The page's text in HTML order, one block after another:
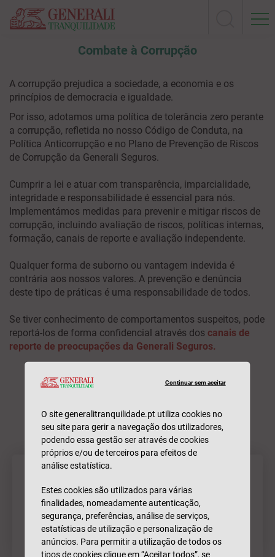
Combate à Corrupção
A corrupção prejudica a sociedade, a economia e os
princípios de democracia e igualdade.
Por isso, adotamos uma política de tolerância zero perante
a corrupção, refletida no nosso Código de Conduta, na
Política Anticorrupção e no Plano de Prevenção de Riscos
de Corrupção da Generali Seguros.
Cumprir a lei e atuar com transparência, imparcialidade,
integridade e responsabilidade é essencial para nós.
Implementámos medidas para prevenir e mitigar riscos de
corrupção, incluindo avaliação de riscos, políticas internas,
formação, canais de reporte e avaliação independente.
Qualquer forma de suborno ou vantagem indevida é
contrária aos nossos valores. A prevenção e denúncia
deste tipo de práticas é uma responsabilidade de todos.
Se tiver conhecimento de comportamentos suspeitos, pode
reportá-los de forma confidencial através dos canais de
reporte de preocupações da Generali Seguros.
Documentos
execução do PPR (2025)
Relatório de Avaliação Intercalar (2025)
Descarregar
Programa de Compliance para Prevenção
Descarregar
Continuar sem aceitar
O site generalitranquilidade.pt utiliza cookies no
seu site para gerir a navegação dos utilizadores,
podendo essa gestão ser através de cookies
próprios e/ou de terceiros para efeitos de
análise estatística.
Estes cookies são utilizados para várias
finalidades, nomeadamente autenticação,
segurança, preferências, análise de serviços,
estatísticas de utilização e personalização de
anúncios. Para permitir a utilização de todos os
tipos de cookies clique em “Aceitar todos”, se